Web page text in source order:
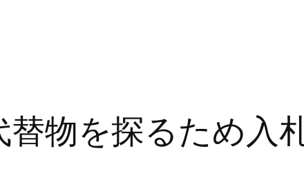
物を探るため入